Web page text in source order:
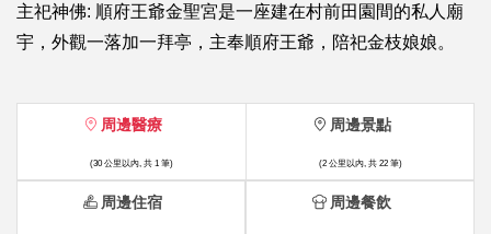
主祀神佛: 順府王爺金聖宮是一座建在村前田園間的私人廟
宇，外觀一落加一拜亭，主奉順府王爺，陪祀金枝娘娘。
周邊醫療
(30 公里以內, 共 1 筆)
周邊景點
(2 公里以內, 共 22 筆)
周邊住宿 周邊餐飲